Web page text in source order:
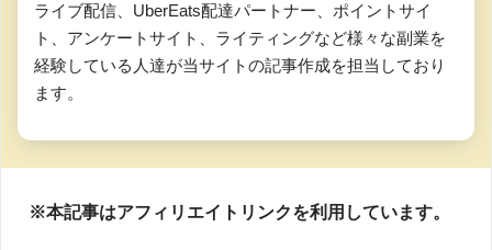
ライブ配信、UberEats配達パートナー、ポイントサイ
ト、アンケートサイト、ライティングなど様々な副業を
経験している人達が当サイトの記事作成を担当しており
ます。
※本記事はアフィリエイトリンクを利用しています。